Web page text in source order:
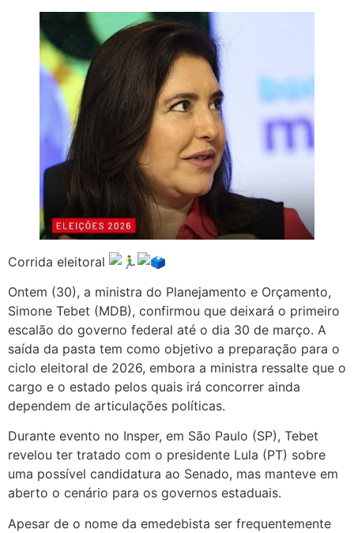
Corrida eleitoral
Ontem (30), a ministra do Planejamento e Orçamento,
Simone Tebet (MDB), confirmou que deixará o primeiro
escalão do governo federal até o dia 30 de março. A
saída da pasta tem como objetivo a preparação para o
ciclo eleitoral de 2026, embora a ministra ressalte que o
cargo e o estado pelos quais irá concorrer ainda
dependem de articulações políticas.
Durante evento no Insper, em São Paulo (SP), Tebet
revelou ter tratado com o presidente Lula (PT) sobre
uma possível candidatura ao Senado, mas manteve em
aberto o cenário para os governos estaduais.
Apesar de o nome da emedebista ser frequentemente